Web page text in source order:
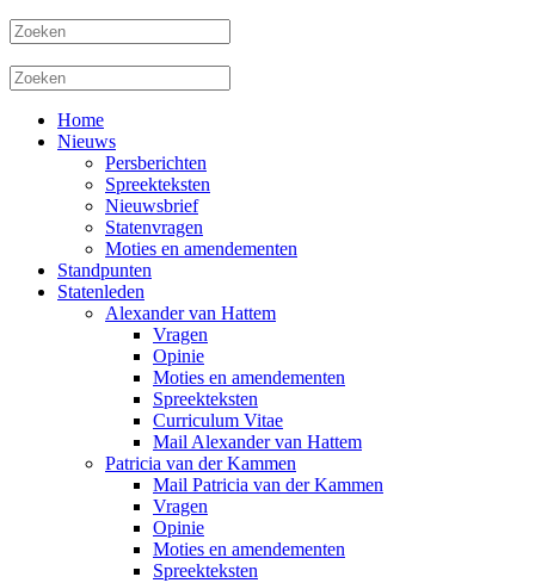
Home
Nieuws
Persberichten
Spreekteksten
Nieuwsbrief
Statenvragen
Moties en amendementen
Standpunten
Statenleden
Alexander van Hattem
Vragen
Opinie
Moties en amendementen
Spreekteksten
Curriculum Vitae
Mail Alexander van Hattem
Patricia van der Kammen
Mail Patricia van der Kammen
Vragen
Opinie
Moties en amendementen
Spreekteksten